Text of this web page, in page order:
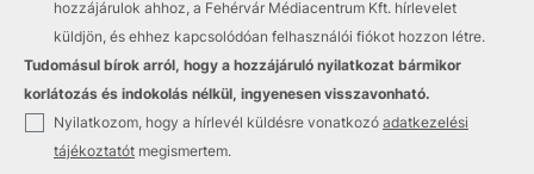
hozzájárulok ahhoz, a Fehérvár Médiacentrum Kft. hírlevelet
küldjön, és ehhez kapcsolódóan felhasználói fiókot hozzon létre.
Tudomásul bírok arról, hogy a hozzájáruló nyilatkozat bármikor
korlátozás és indokolás nélkül, ingyenesen visszavonható.
Nyilatkozom, hogy a hírlevél küldésre vonatkozó adatkezelési
tájékoztatót megismertem.